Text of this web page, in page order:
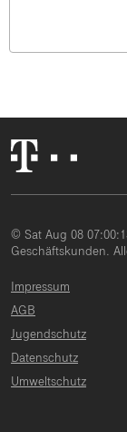
© Sat Aug 08
Geschäftskunden.
Impressum
AGB
Jugendschutz
Datenschutz
Umweltschutz